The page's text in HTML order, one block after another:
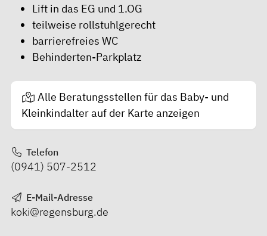
Lift in das EG und 1.OG
teilweise rollstuhlgerecht
barrierefreies WC
Behinderten-Parkplatz
Alle Beratungsstellen für das Baby- und
Kleinkindalter auf der Karte anzeigen
Telefon
(0941) 507-2512
E-Mail-Adresse
koki@regensburg.de